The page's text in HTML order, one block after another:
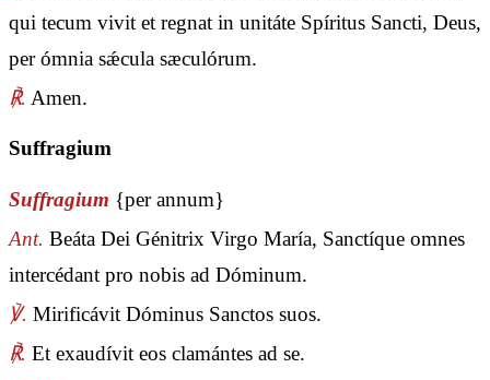
qui tecum vivit et regnat in unitáte Spíritus Sancti, Deus,
per ómnia sǽcula sæculórum.
℟. Amen.
Suffragium
Suffragium {per annum}
Ant. Beáta Dei Génitrix Virgo María, Sanctíque omnes
intercédant pro nobis ad Dóminum.
℣. Mirificávit Dóminus Sanctos suos.
℟. Et exaudívit eos clamántes ad se.